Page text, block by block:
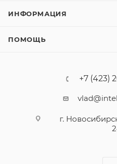
ИНФОРМАЦИЯ
ПОМОЩЬ
+7 (423)
г.